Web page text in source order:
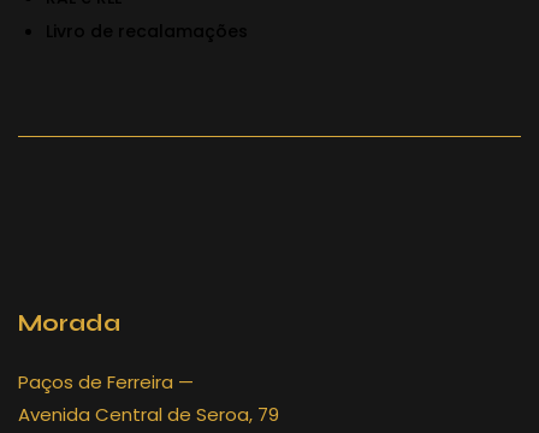
Morada
Paços de Ferreira —
Avenida Central de Seroa, 79